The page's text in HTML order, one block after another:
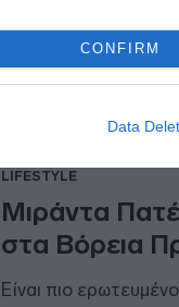
CONFIRM
Data
13.03.2025 - 15:52
LIFESTYLE
Μιράντα
στα Βόρεια
Είναι πιο